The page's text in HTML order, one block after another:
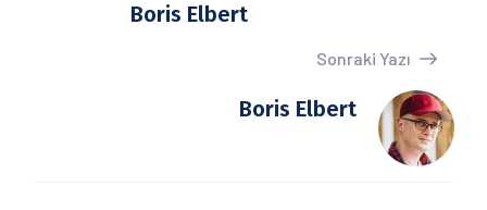
Boris Elbert
Sonraki Yazı
Boris Elbert